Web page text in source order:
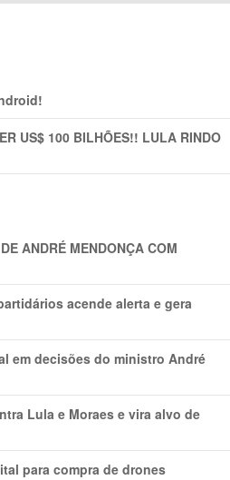
US$ 100 BILHÕES!! LULA RINDO
ANDRÉ MENDONÇA COM
acende alerta e gera
em decisões do ministro André
Lula e Moraes e vira alvo de
para compra de drones